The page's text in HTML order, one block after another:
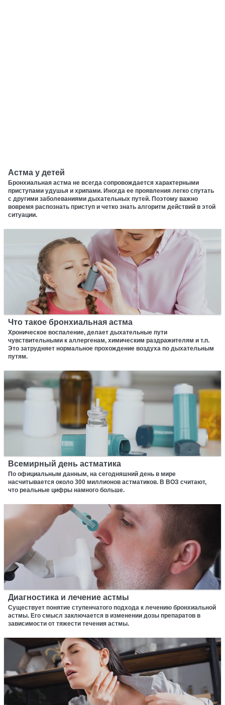
Астма у детей
Бронхиальная астма не всегда сопровождается характерными
приступами удушья и хрипами. Иногда ее проявления легко спутать
с другими заболеваниями дыхательных путей. Поэтому важно
вовремя распознать приступ и четко знать алгоритм действий в этой
ситуации.
Что такое бронхиальная астма
Хроническое воспаление, делает дыхательные пути
чувствительными к аллергенам, химическим раздражителям и т.п.
Это затрудняет нормальное прохождение воздуха по дыхательным
путям.
Всемирный день астматика
По официальным данным, на сегодняшний день в мире
насчитывается около 300 миллионов астматиков. В ВОЗ считают,
что реальные цифры намного больше.
Диагностика и лечение астмы
Существует понятие ступенчатого подхода к лечению бронхиальной
астмы. Его смысл заключается в изменении дозы препаратов в
зависимости от тяжести течения астмы.